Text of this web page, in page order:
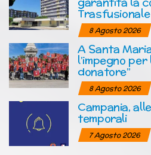
Trasfusionale
8 Agosto 2026
A Santa
l’impegno
donatore”
8 Agosto 2026
Campania,
temporali
7 Agosto 2026